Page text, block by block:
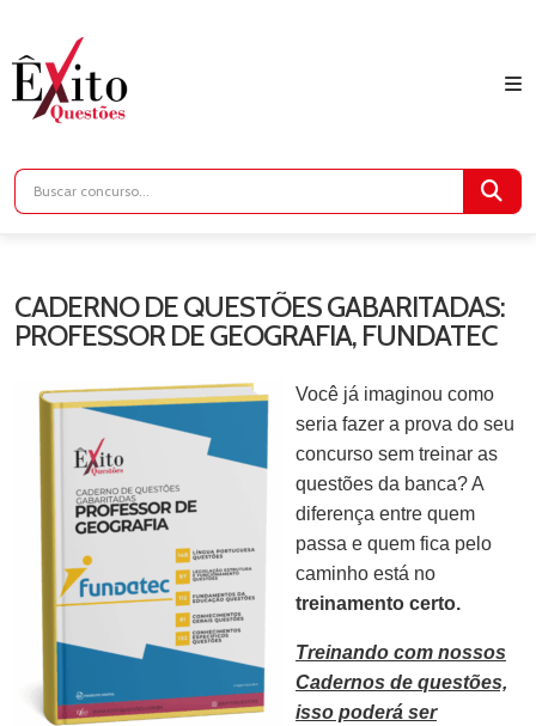
CADERNO DE QUESTÕES GABARITADAS:
PROFESSOR DE GEOGRAFIA, FUNDATEC
Você já imaginou como
seria fazer a prova do seu
concurso sem treinar as
questões da banca? A
diferença entre quem
passa e quem fica pelo
caminho está no
treinamento certo.
Treinando com nossos
Cadernos de questões,
isso poderá ser